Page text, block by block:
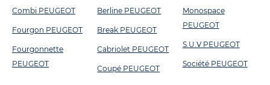
Combi PEUGEOT
Fourgon PEUGEOT
Fourgonnette
PEUGEOT
Berline PEUGEOT
Break PEUGEOT
Cabriolet PEUGEOT
Coupé PEUGEOT
Monospace
PEUGEOT
S.U.V PEUGEOT
Société PEUGEOT